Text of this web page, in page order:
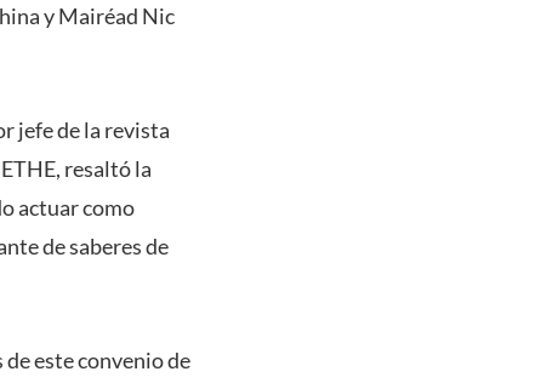
y Mairéad Nic
jefe de la revista
resaltó la
actuar como
de saberes de
este convenio de